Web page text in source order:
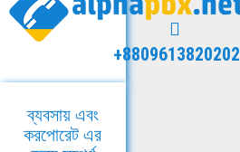
+8809613820202
ব্যবসায় এবং
করপোরেট এর